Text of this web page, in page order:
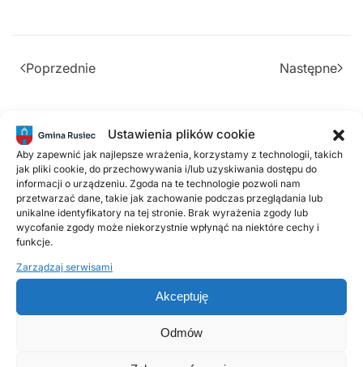
Ustawienia plików cookie
Aby zapewnić jak najlepsze wrażenia, korzystamy z technologii, takich
jak pliki cookie, do przechowywania i/lub uzyskiwania dostępu do
informacji o urządzeniu. Zgoda na te technologie pozwoli nam
przetwarzać dane, takie jak zachowanie podczas przeglądania lub
unikalne identyfikatory na tej stronie. Brak wyrażenia zgody lub
wycofanie zgody może niekorzystnie wpłynąć na niektóre cechy i
funkcje.
Zarządzaj serwisami
Akceptuję
Odmów
Poprzednie Następne
Popularne wpisy
2 LUTEGO, 2026
PSZOK Rusiec – godziny otwarcia, lokalizacja i
zasady przyjmowania odpadów
18 LISTOPADA, 2025
Harmonogram odbioru odpadów
komunalnych w 2026 roku